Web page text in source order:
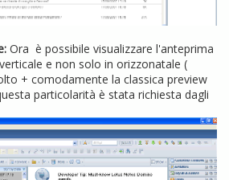
Ora è possibile visualizzare l'anteprima
e non solo in orizzonatale (
+ comodamente la classica preview
particolarità è stata richiesta dagli